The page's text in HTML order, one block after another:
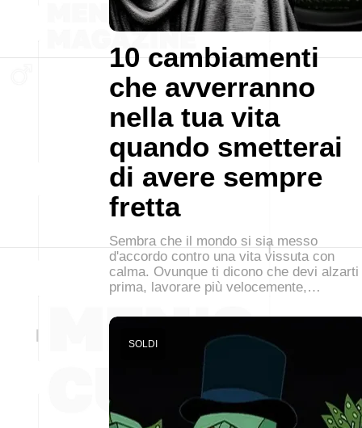
10 cambiamenti
che avverranno
nella tua vita
quando smetterai
di avere sempre
fretta
Sembra che il mondo si sia messo
d'accordo contro una vita vissuta con
calma. Ovunque ti dicono che devi alzarti
prima, lavorare più velocemente,…
SOLDI